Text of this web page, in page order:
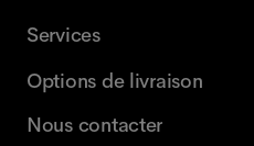
Services
Options de livraison
Nous contacter